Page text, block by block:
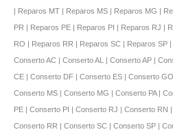
| Reparos MT | Reparos MS | Reparos MG |
PR | Reparos PE | Reparos PI | Reparos RJ |
RO | Reparos RR | Reparos SC | Reparos SP |
Conserto AC | Conserto AL | Conserto AP |
CE | Conserto DF | Conserto ES | Conserto
Conserto MS | Conserto MG | Conserto PA |
PE | Conserto PI | Conserto RJ | Conserto RN
Conserto RR | Conserto SC | Conserto SP |